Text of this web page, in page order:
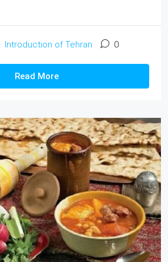
Introduction of Tehran 0
Read More